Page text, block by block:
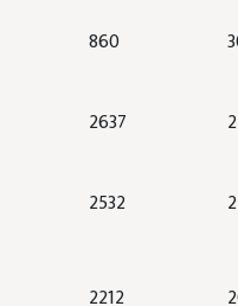
860
2637
2532
2212